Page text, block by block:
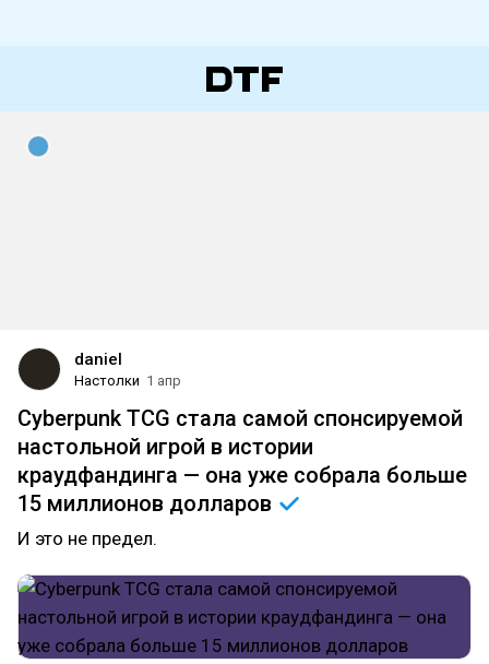
daniel
Настолки 1 апр
Cyberpunk TCG стала самой спонсируемой
настольной игрой в истории
краудфандинга — она уже собрала больше
15 миллионов долларов
И это не предел.